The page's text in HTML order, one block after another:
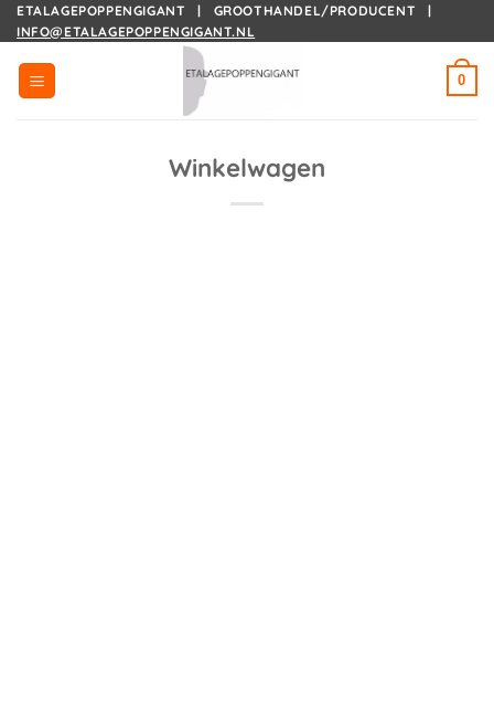
Ga
naar
inhoud
ETALAGEPOPPENGIGANT | GROOTHANDEL/PRODUCENT |
INFO@ETALAGEPOPPENGIGANT.NL
0
Winkelwagen